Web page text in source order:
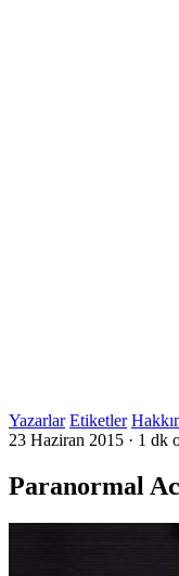
Yazarlar Etiketler
23 Haziran 2015 · 1 dk
Paranormal